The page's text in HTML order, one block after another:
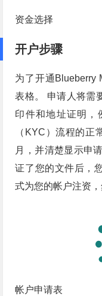
资金选择
开户步骤
为了开通Blueberry
表格。 申请人将需
印件和地址证明，
（KYC）流程的正
月，并清楚显示申
证了您的文件后，
式为您的帐户注资
帐户申请表